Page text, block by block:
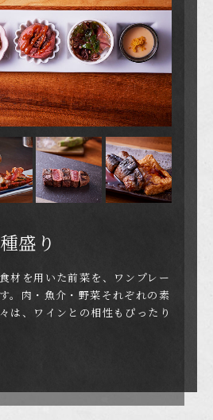
盛り
材を用いた前菜を、ワンプレー
。肉・魚介・野菜それぞれの素
は、ワインとの相性もぴったり
リル
甘味のオマール海老を、じっく
コク深いソースと一体となった
ください。
テーキ
戸ビーフ”と、肉の旨味が凝縮
な卵
き
し、目の前でだし巻き卵をお作
と言われる彩美卵「寿」のコク
。